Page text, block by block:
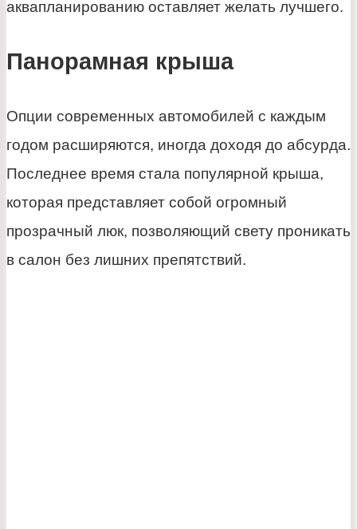
аквапланированию оставляет желать лучшего.
Панорамная крыша
Опции современных автомобилей с каждым
годом расширяются, иногда доходя до абсурда.
Последнее время стала популярной крыша,
которая представляет собой огромный
прозрачный люк, позволяющий свету проникать
в салон без лишних препятствий.